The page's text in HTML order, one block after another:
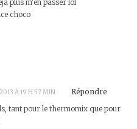
plus m'en passer lol
choco
À 19 H 57 MIN
Répondre
tant pour le thermomix que pour